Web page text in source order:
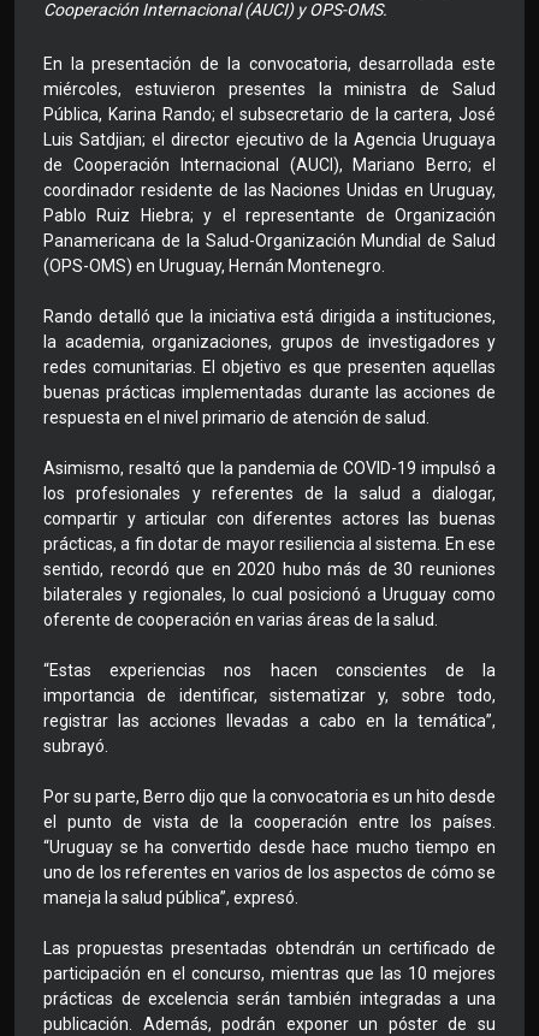
Cooperación Internacional (AUCI) y OPS-OMS.
En la presentación de la convocatoria, desarrollada este
miércoles, estuvieron presentes la ministra de Salud
Pública, Karina Rando; el subsecretario de la cartera, José
Luis Satdjian; el director ejecutivo de la Agencia Uruguaya
de Cooperación Internacional (AUCI), Mariano Berro; el
coordinador residente de las Naciones Unidas en Uruguay,
Pablo Ruiz Hiebra; y el representante de Organización
Panamericana de la Salud-Organización Mundial de Salud
(OPS-OMS) en Uruguay, Hernán Montenegro.
Rando detalló que la iniciativa está dirigida a instituciones,
la academia, organizaciones, grupos de investigadores y
redes comunitarias. El objetivo es que presenten aquellas
buenas prácticas implementadas durante las acciones de
respuesta en el nivel primario de atención de salud.
Asimismo, resaltó que la pandemia de COVID-19 impulsó a
los profesionales y referentes de la salud a dialogar,
compartir y articular con diferentes actores las buenas
prácticas, a fin dotar de mayor resiliencia al sistema. En ese
sentido, recordó que en 2020 hubo más de 30 reuniones
bilaterales y regionales, lo cual posicionó a Uruguay como
oferente de cooperación en varias áreas de la salud.
“Estas experiencias nos hacen conscientes de la
importancia de identificar, sistematizar y, sobre todo,
registrar las acciones llevadas a cabo en la temática”,
subrayó.
Por su parte, Berro dijo que la convocatoria es un hito desde
el punto de vista de la cooperación entre los países.
“Uruguay se ha convertido desde hace mucho tiempo en
uno de los referentes en varios de los aspectos de cómo se
maneja la salud pública”, expresó.
Las propuestas presentadas obtendrán un certificado de
participación en el concurso, mientras que las 10 mejores
prácticas de excelencia serán también integradas a una
publicación. Además, podrán exponer un póster de su